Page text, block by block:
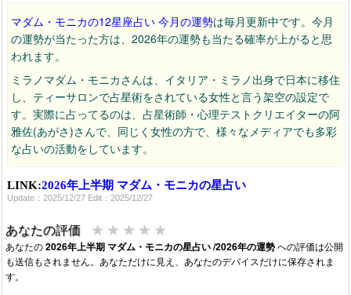
マダム・モニカの12星座占い 今月の運勢は毎月更新中です。今月
の運勢が当たった方は、2026年の運勢も当たる確率が上がると思
われます。
ミラノマダム・モニカさんは、イタリア・ミラノ出身で日本に移住
し、ティーサロンで占星術をされている女性と言う架空の設定で
す。実際に占ってるのは、占星術師・心理テストクリエイターの阿
雅佐(あがさ)さんで、同じく女性の方で、様々なメディアでも多彩
な占いの活動をしています。
す。
LINK:2026年上半期 マダム・モニカの星占い
Update：2025/12/27 Edit：2025/12/27
あなたの評価 ★ ★ ★ ★ ★
あなたの2026年上半期 マダム・モニカの星占い /2026年の運勢への評価は公開
も送信もされません。あなただけに見え、あなたのデバイスだけに保存されま
す。